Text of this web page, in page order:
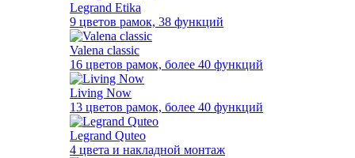
Legrand Etika
9 цветов рамок, 38 функций
Valena classic
16 цветов рамок, более 40 функций
Living Now
13 цветов рамок, более 40 функций
Legrand Quteo
4 цвета и накладной монтаж